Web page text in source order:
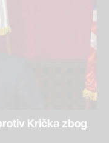
Krička zbog